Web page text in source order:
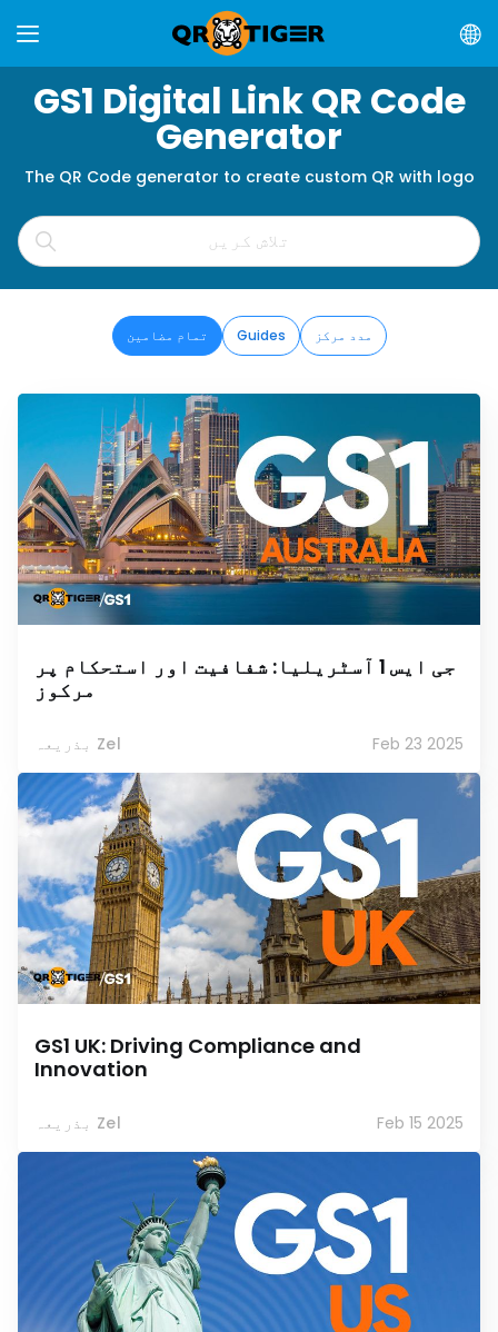
GS1 Digital Link QR Code
Generator
The QR Code generator to create custom QR with logo
تمام مضامین Guides مدد مرکز
جی ایس 1 آسٹریلیا: شفافیت اور استحکام پر
مرکوز
بذریعہ Zel Feb 23 2025
GS1 UK: Driving Compliance and
Innovation
بذریعہ Zel Feb 15 2025